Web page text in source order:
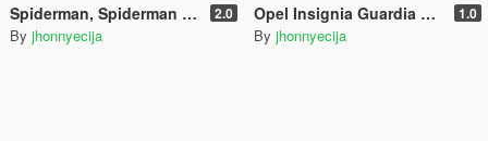
Spiderman, Spiderman PS4 and Spiderman Black 2.0
By jhonnyecija
Opel Insignia Guardia civil trafico España 1.0
By jhonnyecija